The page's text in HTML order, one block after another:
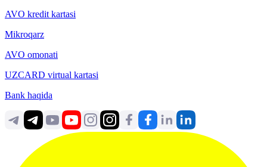
AVO kredit kartasi
Mikroqarz
AVO omonati
UZCARD virtual kartasi
Bank haqida